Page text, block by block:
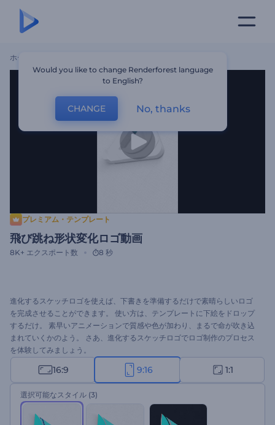
ホーム
プレミアム・テンプレート
飛び跳ね形状変化ロゴ動画
8K+ エクスポート数 8 秒
進化するスケッチロゴを使えば、下書きを準備するだけで素晴らしいロゴ
を完成させることができます。 使い方は、テンプレートに下絵をドロップ
するだけ。 素早いアニメーションで質感や色が加わり、まるで命が吹き込
まれていくかのよう。 さあ、進化するスケッチロゴでロゴ制作のプロセス
を体験してみましょう。
16:9 9:16 1:1
選択可能なスタイル (3)
Would you like to change Renderforest language
to English?
CHANGE No, thanks